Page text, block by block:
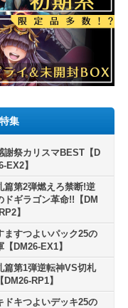
集
謝祭カリスマBEST【D
EX2】
篇第2弾燃えろ禁断!逆
ドギラゴン革命!!【DM
】
ますつよいパック25の
【DM26-EX1】
篇第1弾逆転神VS切札
DM26-RP1】
ドキつよいデッキ25の